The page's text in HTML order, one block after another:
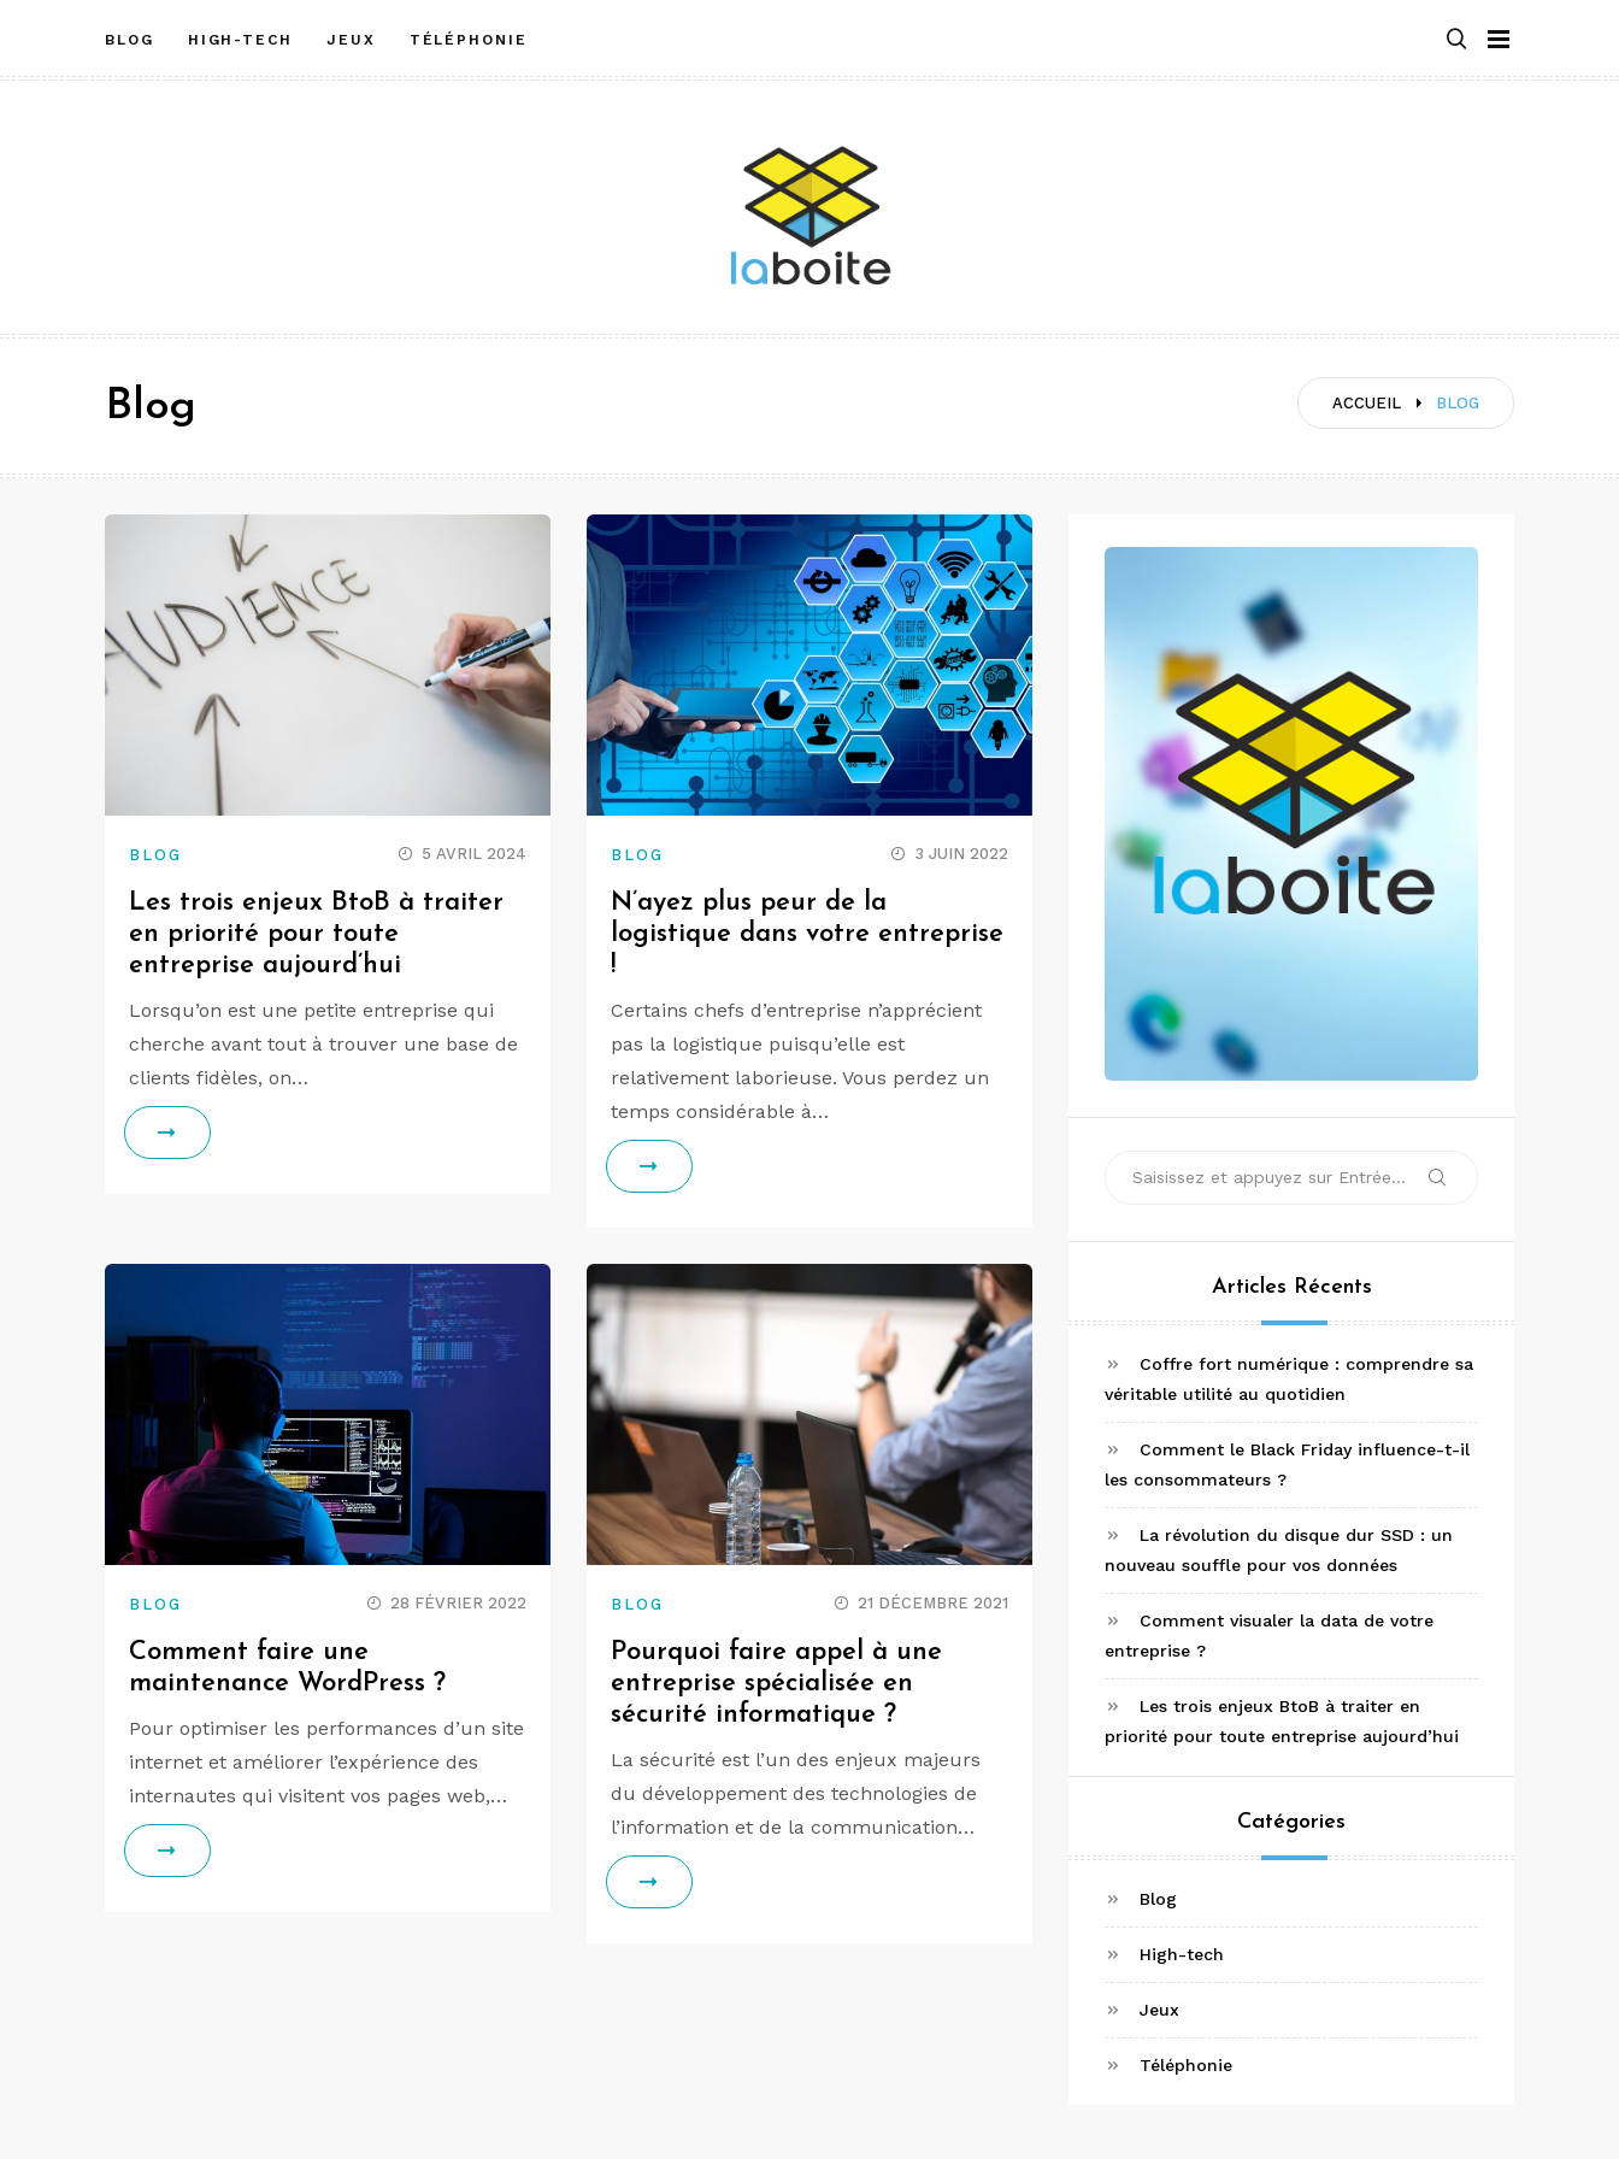
contenu
BLOG HIGH-TECH JEUX TÉLÉPHONIE
ACCUEIL BLOG
Blog
BLOG 5 AVRIL 2024
Les trois enjeux BtoB à traiter
en priorité pour toute
entreprise aujourd’hui
Lorsqu’on est une petite entreprise qui
cherche avant tout à trouver une base de
clients fidèles, on…
BLOG 3 JUIN 2022
N’ayez plus peur de la
logistique dans votre entreprise
!
Certains chefs d’entreprise n’apprécient
pas la logistique puisqu’elle est
relativement laborieuse. Vous perdez un
temps considérable à…
BLOG 28 FÉVRIER 2022
Comment faire une
maintenance WordPress ?
Pour optimiser les performances d’un site
internet et améliorer l’expérience des
internautes qui visitent vos pages web,…
BLOG 21 DÉCEMBRE 2021
Pourquoi faire appel à une
entreprise spécialisée en
sécurité informatique ?
La sécurité est l’un des enjeux majeurs
du développement des technologies de
l’information et de la communication…
Rechercher
Articles Récents
Coffre fort numérique : comprendre sa
véritable utilité au quotidien
Comment le Black Friday influence-t-il
les consommateurs ?
La révolution du disque dur SSD : un
nouveau souffle pour vos données
Comment visualer la data de votre
entreprise ?
Les trois enjeux BtoB à traiter en
priorité pour toute entreprise aujourd’hui
Catégories
Blog
High-tech
Jeux
Téléphonie